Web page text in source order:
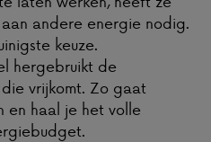
andere energie nodig.
keuze.
hergebruikt de
vrijkomt. Zo gaat
en haal je het volle